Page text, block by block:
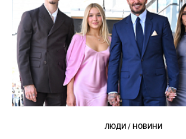
ЛЮДИ / НОВИНИ